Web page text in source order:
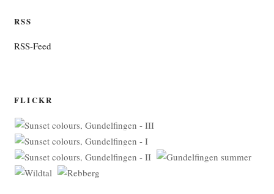
RSS
RSS-Feed
FLICKR